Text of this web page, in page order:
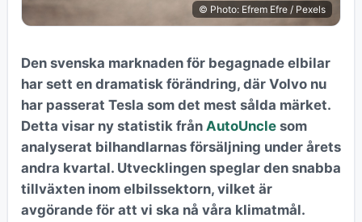
© Photo: Efrem Efre / Pexels
Den svenska marknaden för begagnade elbilar
har sett en dramatisk förändring, där Volvo nu
har passerat Tesla som det mest sålda märket.
Detta visar ny statistik från AutoUnclesom
analyserat bilhandlarnas försäljning under årets
andra kvartal. Utvecklingen speglar den snabba
tillväxten inom elbilssektorn, vilket är
avgörande för att vi ska nå våra klimatmål.